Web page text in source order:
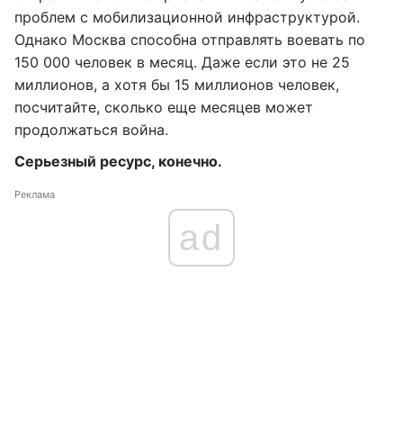
проблем с мобилизационной инфраструктурой.
Однако Москва способна отправлять воевать по
150 000 человек в месяц. Даже если это не 25
миллионов, а хотя бы 15 миллионов человек,
посчитайте, сколько еще месяцев может
продолжаться война.
Серьезный ресурс, конечно.
Реклама
ad